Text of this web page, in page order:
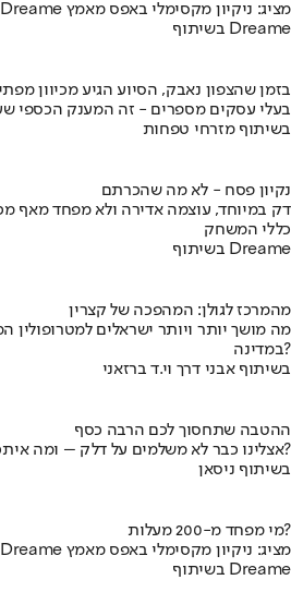
השואב-שוטף החדש של Dreame מציג: ניקיון מקסימלי באפס מאמץ
בשיתוף Dreame
בזמן שהצפון נאבק, הסיוע הגיע מכיוון
בעלי עסקים מספרים - זה המענק הכספי
בשיתוף מזרחי טפחות
נקיון פסח - לא מה שהכרתם
דק במיוחד, עוצמה אדירה ולא מפחד מאף
כללי המשחק
בשיתוף Dreame
מהמרכז לגולן: המהפכה של קצרין
מה מושך יותר ויותר ישראלים
במדינה?
בשיתוף אבני דרך וי.ד ברזאני
ההטבה שתחסוך לכם הרבה כסף
אצלינו כבר לא משלמים על דלק – ומה איתכם?
בשיתוף ניסאן
מי מפחד מ-200 מעלות?
השואב-שוטף החדש של Dreame מציג: ניקיון מקסימלי באפס מאמץ
בשיתוף Dreame